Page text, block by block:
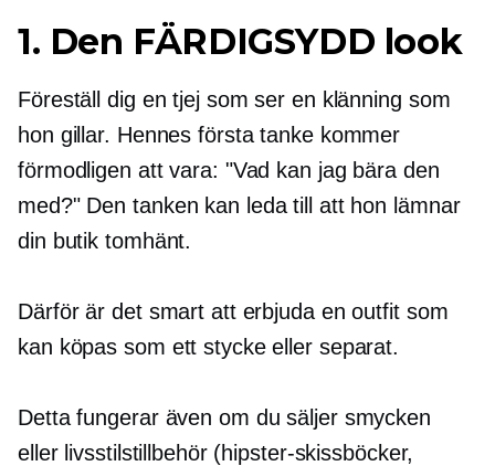
1. Den FÄRDIGSYDD look
Föreställ dig en tjej som ser en klänning som
hon gillar. Hennes första tanke kommer
förmodligen att vara: "Vad kan jag bära den
med?" Den tanken kan leda till att hon lämnar
din butiktomhänt.
Därför är det smart att erbjuda en outfit som
kan köpas som ett stycke eller separat.
Detta fungerar även om du säljer smycken
eller livsstilstillbehör (hipster-skissböcker,